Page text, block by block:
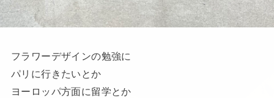
フラワーデザインの勉強に
パリに行きたいとか
ヨーロッパ方面に留学とか